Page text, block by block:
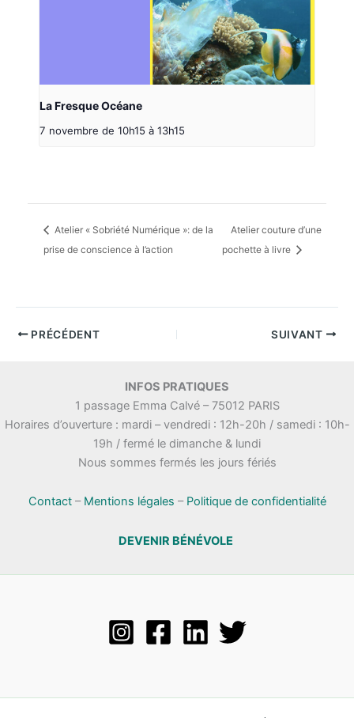
La Fresque Océane
7 novembre de 10h15 à 13h15
Atelier « Sobriété Numérique »: de la
prise de conscience à l’action
Atelier couture d’une
pochette à livre
PRÉCÉDENT SUIVANT
INFOS PRATIQUES
1 passage Emma Calvé – 75012 PARIS
Horaires d’ouverture : mardi – vendredi : 12h-20h / samedi : 10h-
19h / fermé le dimanche & lundi
Nous sommes fermés les jours fériés
Contact– Mentions légales – Politique de confidentialité
DEVENIR BÉNÉVOLE